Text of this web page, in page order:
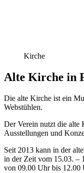
Kirche
Alte Kirche in
Die alte Kirche ist ein
Webstühlen.
Der Verein nutzt die alte
Ausstellungen und
Seit 2013 kann in der
in der Zeit vom 15.03. –
von 09.00 Uhr bis 12.00